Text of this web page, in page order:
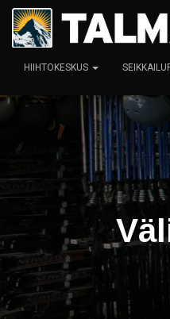
HIIHTOKESKUS